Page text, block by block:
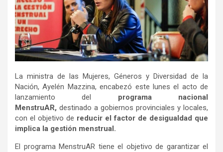
La ministra de las Mujeres, Géneros y Diversidad de la
Nación, Ayelén Mazzina, encabezó este lunes el acto de
lanzamiento del programa nacional
MenstruAR, destinado a gobiernos provinciales y locales,
con el objetivo de reducir el factor de desigualdad que
implica la gestión menstrual.
El programa MenstruAR tiene el objetivo de garantizar el